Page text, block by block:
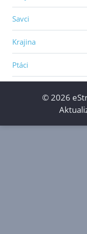
Savci
Krajina
Ptáci
© 2026